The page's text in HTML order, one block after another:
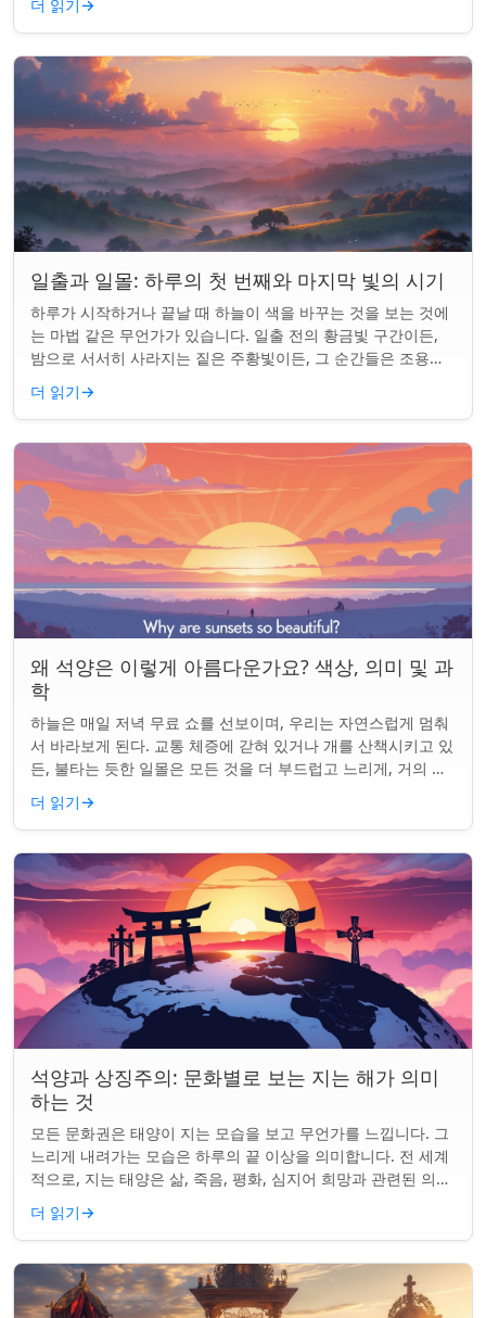
더 읽기 →
일출과 일몰: 하루의 첫 번째와 마지막 빛의 시기
하루가 시작하거나 끝날 때 하늘이 색을 바꾸는 것을 보는 것에
는 마법 같은 무언가가 있습니다. 일출 전의 황금빛 구간이든,
밤으로 서서히 사라지는 짙은 주황빛이든, 그 순간들은 조용한
경이로움으로 우리의 하루를 시작...
더 읽기→
왜 석양은 이렇게 아름다운가요? 색상, 의미 및 과
학
하늘은 매일 저녁 무료 쇼를 선보이며, 우리는 자연스럽게 멈춰
서 바라보게 된다. 교통 체증에 갇혀 있거나 개를 산책시키고 있
든, 불타는 듯한 일몰은 모든 것을 더 부드럽고 느리게, 거의 신
성하게 느끼게 만든다. 하지...
더 읽기→
석양과 상징주의: 문화별로 보는 지는 해가 의미
하는 것
모든 문화권은 태양이 지는 모습을 보고 무언가를 느낍니다. 그
느리게 내려가는 모습은 하루의 끝 이상을 의미합니다. 전 세계
적으로, 지는 태양은 삶, 죽음, 평화, 심지어 희망과 관련된 의미
를 갖게 되었습니다. 같은...
더 읽기→